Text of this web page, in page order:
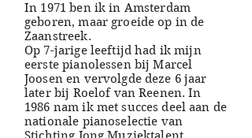
In 1971 ben ik in Amsterdam
geboren, maar groeide op in de
Zaanstreek.
Op 7-jarige leeftijd had ik mijn
eerste pianolessen bij Marcel
Joosen en vervolgde deze 6 jaar
later bij Roelof van Reenen. In
1986 nam ik met succes deel aan de
nationale pianoselectie van